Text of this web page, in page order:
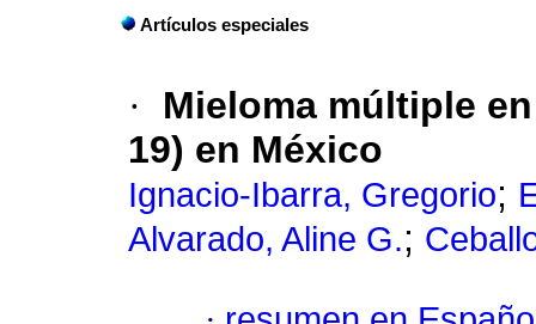
Artículos especiales
·
Mieloma múltiple
19) en México
Ignacio-Ibarra, Gregorio;
Alvarado, Aline G.;